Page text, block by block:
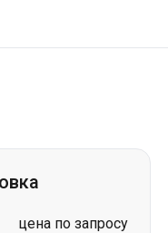
цена по запросу